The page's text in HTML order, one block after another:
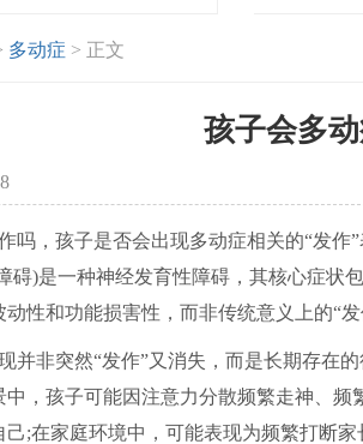
多动症 > 正文
孩子会多
吗，孩子是否会出现多动症相关的“发
碍)是一种神经发育性障碍，其核心症状
性和功能损害性，而非传统意义上的“发
并非突然“发作”又消失，而是长期存在
，孩子可能因注意力分散频繁走神、
;在家庭环境中，可能表现为频繁打断